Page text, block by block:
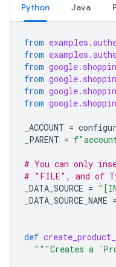
Python Java
from
from
from
from
from
from
_ACCOUNT =
_PARENT = f
# You can only
# "FILE", and of
_DATA_SOURCE =
_DATA_SOURCE_NAME =
def
"""Creates a